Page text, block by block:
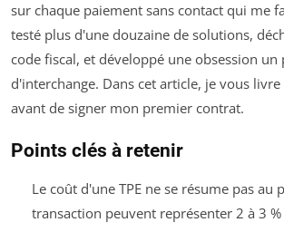
sur chaque paiement sans contact qui me
testé plus d'une douzaine de solutions,
code fiscal, et développé une obsession
d'interchange. Dans cet article, je vous
avant de signer mon premier contrat.
Points clés à retenir
Le coût d'une TPE ne se résume pas
transaction peuvent représenter 2 à 3